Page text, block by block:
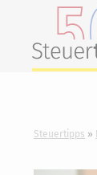
Steuertipps